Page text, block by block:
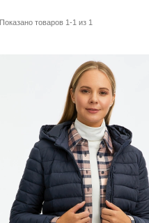
Показано товаров 1-1 из 1